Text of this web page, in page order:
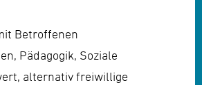
Betroffenen
Pädagogik, Soziale
alternativ freiwillige